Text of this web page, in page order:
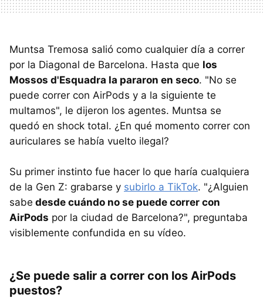
Muntsa Tremosa salió como cualquier día a correr
por la Diagonal de Barcelona. Hasta que los
Mossos d'Esquadra la pararon en seco. "No se
puede correr con AirPods y a la siguiente te
multamos", le dijeron los agentes. Muntsa se
quedó en shock total. ¿En qué momento correr con
auriculares se había vuelto ilegal?
Su primer instinto fue hacer lo que haría cualquiera
de la Gen Z: grabarse y subirlo a TikTok. "¿Alguien
sabe desde cuándo no se puede correr con
AirPods por la ciudad de Barcelona?", preguntaba
visiblemente confundida en su vídeo.
¿Se puede salir a correr con los AirPods
puestos?